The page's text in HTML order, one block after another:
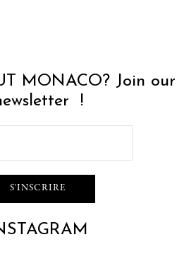
MONACO? Join our
!